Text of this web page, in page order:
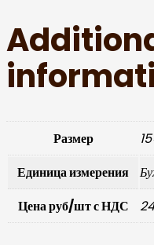
Размер
Единица измерения
Цена руб/шт с НДС